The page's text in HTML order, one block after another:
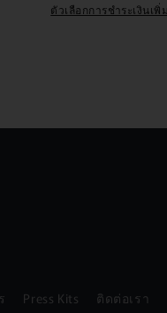
ตัวเลือกการชำระเงินเพิ่
Press Kits ติดต่อเรา